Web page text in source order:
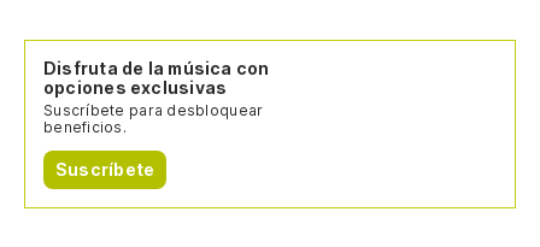
Disfruta de la música con
opciones exclusivas
Suscríbete para desbloquear
beneficios.
Suscríbete